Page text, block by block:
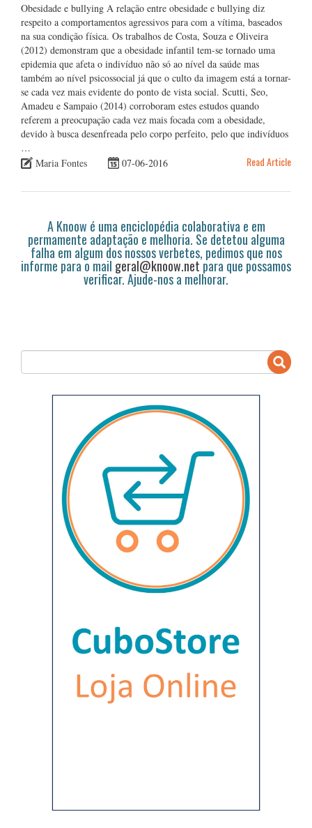
Obesidade e bullying A relação entre obesidade e bullying diz
respeito a comportamentos agressivos para com a vítima, baseados
na sua condição física. Os trabalhos de Costa, Souza e Oliveira
(2012) demonstram que a obesidade infantil tem-se tornado uma
epidemia que afeta o indivíduo não só ao nível da saúde mas
também ao nível psicossocial já que o culto da imagem está a tornar-
se cada vez mais evidente do ponto de vista social. Scutti, Seo,
Amadeu e Sampaio (2014) corroboram estes estudos quando
referem a preocupação cada vez mais focada com a obesidade,
devido à busca desenfreada pelo corpo perfeito, pelo que indivíduos
…
Maria Fontes
07-06-2016 Read Article
A Knoow é uma enciclopédia colaborativa e em
permamente adaptação e melhoria. Se detetou alguma
falha em algum dos nossos verbetes, pedimos que nos
informe para o mail geral@knoow.netpara que possamos
verificar. Ajude-nos a melhorar.